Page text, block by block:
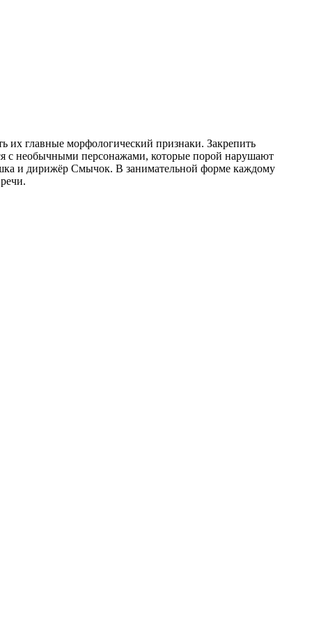
их главные морфологический признаки. Закрепить
с необычными персонажами, которые порой нарушают
и дирижёр Смычок. В занимательной форме каждому